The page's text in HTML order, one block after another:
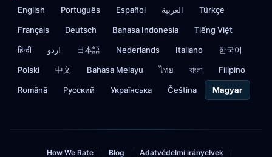
English Português Español العربية Türkçe
Français Deutsch Bahasa Indonesia Tiếng Việt
हिन्दी اردو 日本語 Nederlands Italiano 한국어
Polski 中文 Bahasa Melayu ไทย বাংলা Filipino
Română Русский Українська Čeština Magyar
How We Rate Blog Adatvédelmi irányelvek